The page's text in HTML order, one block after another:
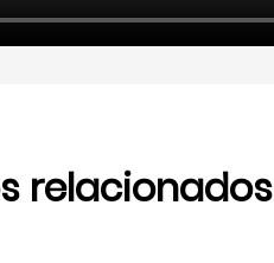
relacionados